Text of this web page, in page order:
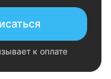
к оплате